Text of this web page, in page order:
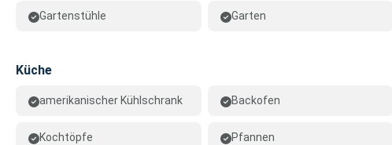
Gartenstühle Garten
Küche
amerikanischer Kühlschrank Backofen
Kochtöpfe Pfannen